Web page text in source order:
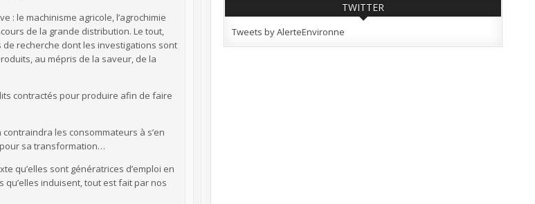
: le machinisme agricole, l’agrochimie
de la grande distribution. Le tout,
de recherche dont les investigations sont
au mépris de la saveur, de la
contractés pour produire afin de faire
les consommateurs à s’en
sa transformation…
qu’elles sont génératrices d’emploi en
induisent, tout est fait par nos
TWITTER
Tweets by AlerteEnvironne